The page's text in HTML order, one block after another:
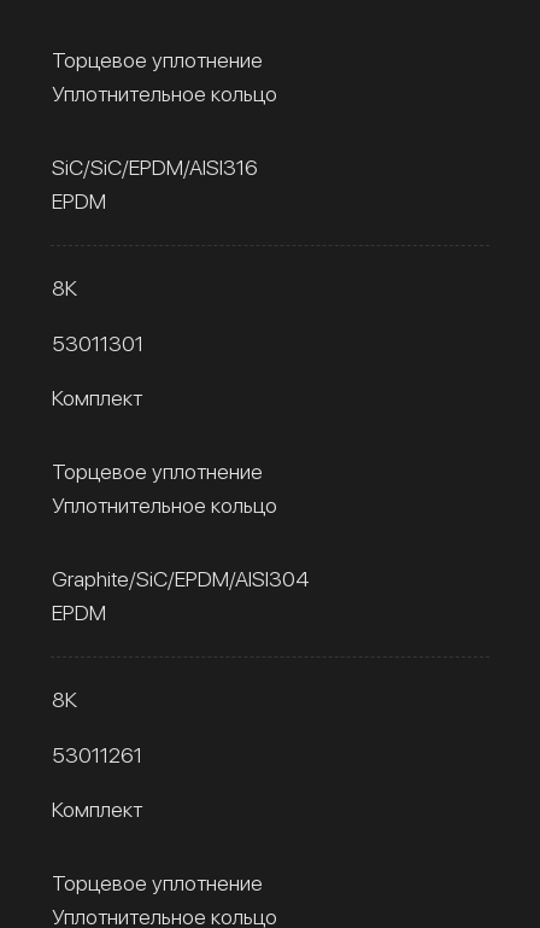
Торцевое уплотнение
Уплотнительное кольцо
SiC/SiC/EPDM/AISI316
EPDM
8К
53011301
Комплект
Торцевое уплотнение
Уплотнительное кольцо
Graphite/SiC/EPDM/AISI304
EPDM
8К
53011261
Комплект
Торцевое уплотнение
Уплотнительное кольцо